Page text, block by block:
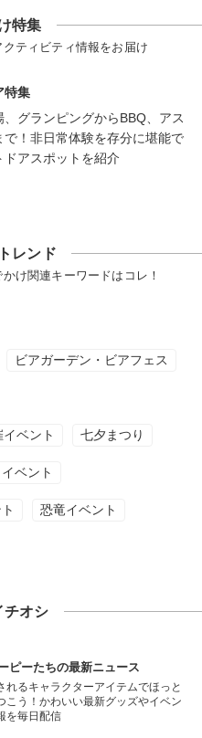
特集
ティビティ情報をお届け
特集
、グランピングからBBQ、アス
で！非日常体験を存分に堪能で
ドアスポットを紹介
レンド
け関連キーワードはコレ！
ビアガーデン・ビアフェス
ベント 七夕まつり
ベント
恐竜イベント
チオシ
ピーたちの最新ニュース
れるキャラクターアイテムでほっと
こう！かわいい最新グッズやイベン
を毎日配信